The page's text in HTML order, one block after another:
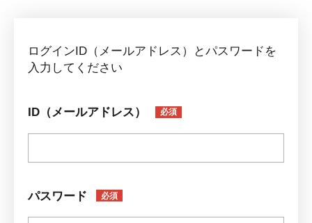
ログインID（メールアドレス）とパスワードを
入力してください
ID（メールアドレス） 必須
パスワード 必須